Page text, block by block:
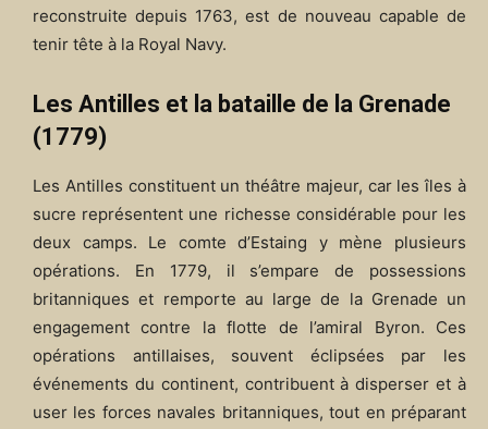
reconstruite depuis 1763, est de nouveau capable de
tenir tête à la Royal Navy.
Les Antilles et la bataille de la Grenade
(1779)
Les Antilles constituent un théâtre majeur, car les îles à
sucre représentent une richesse considérable pour les
deux camps. Le comte d’Estaing y mène plusieurs
opérations. En 1779, il s’empare de possessions
britanniques et remporte au large de la Grenade un
engagement contre la flotte de l’amiral Byron. Ces
opérations antillaises, souvent éclipsées par les
événements du continent, contribuent à disperser et à
user les forces navales britanniques, tout en préparant